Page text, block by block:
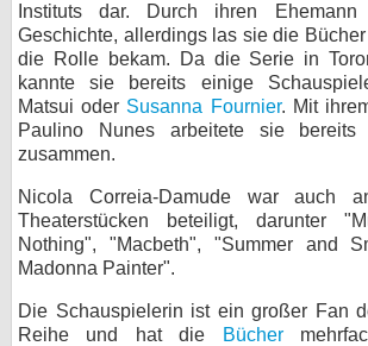
Instituts dar. Durch ihren
Geschichte, allerdings las sie die
die Rolle bekam. Da die Serie in
kannte sie bereits einige
Matsui oder Susanna Fournier. Mit
Paulino Nunes arbeitete sie
zusammen.
Nicola Correia-Damude war auch
Theaterstücken beteiligt, darunter
Nothing", "Macbeth", "Summer and
Madonna Painter".
Die Schauspielerin ist ein großer Fan
Reihe und hat die
Bücher